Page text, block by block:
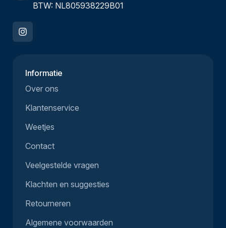
BTW: NL805938229B01
Informatie
Over ons
Klantenservice
Weetjes
Contact
Veelgestelde vragen
Klachten en suggesties
Retourneren
Algemene voorwaarden